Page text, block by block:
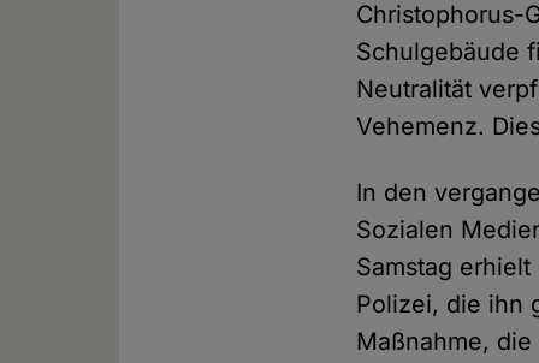
Christophorus-
Schulgebäude
Neutralität
Vehemenz.
In den
Sozialen
Samstag
Polizei, die ihn
Maßnahme,